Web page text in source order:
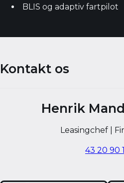
BLIS og adaptiv fartpilot
Kontakt os
Henrik
Leasingchef |
43 20 90